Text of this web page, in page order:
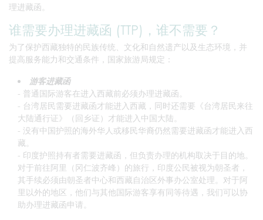
理进藏函。
谁需要办理进藏函 (TTP)，谁不需要？
为了保护西藏独特的民族传统、文化和自然遗产以及生态环境，并
提高服务能力和交通条件，国家旅游局规定：
游客进藏函
- 普通国际游客在进入西藏前必须办理进藏函。
- 台湾居民需要进藏函才能进入西藏，同时还需要《台湾居民来往
大陆通行证》（回乡证）才能进入中国大陆。
- 没有中国护照的海外华人或移民华裔仍然需要进藏函才能进入西
藏。
- 印度护照持有者需要进藏函，但负责办理的机构取决于目的地。
对于前往阿里（冈仁波齐峰）的旅行，印度公民被视为朝圣者，
其手续必须由朝圣者中心和西藏自治区外事办公室处理。对于阿
里以外的地区，他们与其他国际游客享有同等待遇，我们可以协
助办理进藏函申请。